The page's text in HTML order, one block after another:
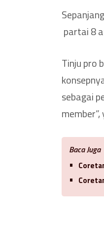
partai 8
Tinju pro
sebagai
Baca Juga